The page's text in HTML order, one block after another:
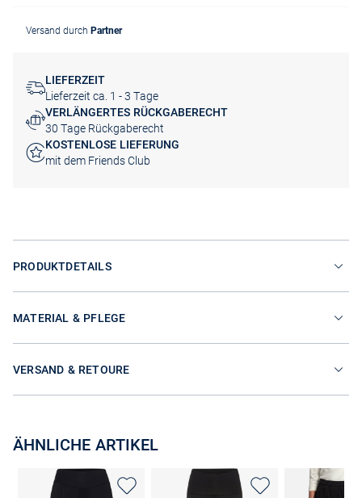
Versand durch Partner
LIEFERZEIT
Lieferzeit ca. 1 - 3 Tage
VERLÄNGERTES RÜCKGABERECHT
30 Tage Rückgaberecht
KOSTENLOSE LIEFERUNG
mit dem Friends Club
PRODUKTDETAILS
MATERIAL & PFLEGE
VERSAND & RETOURE
ÄHNLICHE ARTIKEL